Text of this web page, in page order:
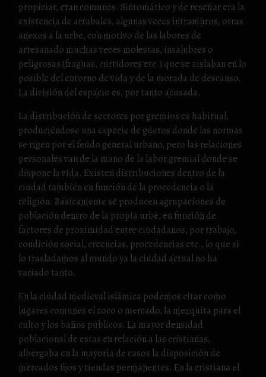
propiciar, eran comunes. Sintomático y de reseñar era la
existencia de arrabales, algunas veces intramuros, otras
anexos a la urbe, con motivo de las labores de
artesanado muchas veces molestas, insalubres o
peligrosas (fraguas, curtidores etc.) que se aislaban en lo
posible del entorno de vida y de la morada de descanso.
La división del espacio es, por tanto acusada.
La distribución de sectores por gremios es habitual,
produciéndose una especie de guetos donde las normas
se rigen por el feudo general urbano, pero las relaciones
personales van de la mano de la labor gremial donde se
dispone la vida. Existen distribuciones dentro de la
ciudad también en función de la procedencia o la
religión. Básicamente se producen agrupaciones de
población dentro de la propia urbe, en función de
factores de proximidad entre ciudadanos, por trabajo,
condición social, creencias, procedencias etc., lo que si
lo trasladamos al mundo ya la ciudad actual no ha
variado tanto.
En la ciudad medieval islámica podemos citar como
lugares comunes el zoco o mercado, la mezquita para el
culto y los baños públicos. La mayor densidad
poblacional de estas en relación a las cristianas,
albergaba en la mayoría de casos la disposición de
mercados fijos y tiendas permanentes. En la cristiana el